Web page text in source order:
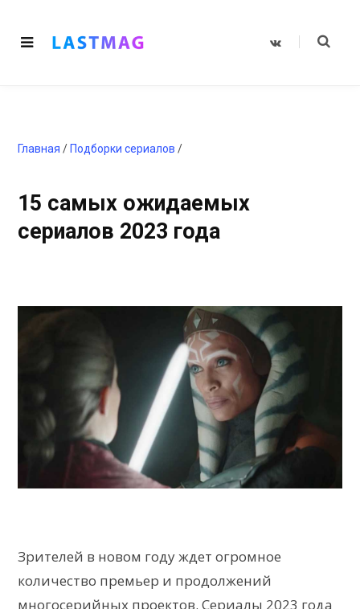
V
Главная / Подборки сериалов /
15 самых ожидаемых
сериалов 2023 года
Зрителей в новом году ждет огромное
количество премьер и продолжений
многосерийных проектов. Сериалы 2023 года